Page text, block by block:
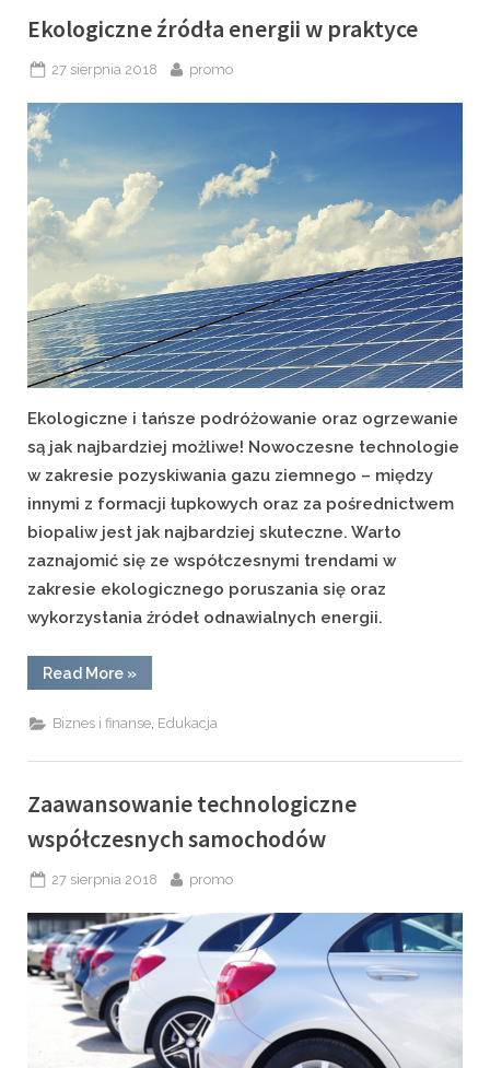
Ekologiczne źródła energii w praktyce
Posted
27 sierpnia 2018 By
promo
Ekologiczne i tańsze podróżowanie oraz ogrzewanie
są jak najbardziej możliwe! Nowoczesne technologie
w zakresie pozyskiwania gazu ziemnego – między
innymi z formacji łupkowych oraz za pośrednictwem
biopaliw jest jak najbardziej skuteczne. Warto
zaznajomić się ze współczesnymi trendami w
zakresie ekologicznego poruszania się oraz
wykorzystania źródeł odnawialnych energii.
Read More“Ekologiczne
źródła
w
praktyce”
»
Biznes i finanse, Edukacja
Zaawansowanie technologiczne
współczesnych samochodów
Posted
27 sierpnia 2018 By
promo